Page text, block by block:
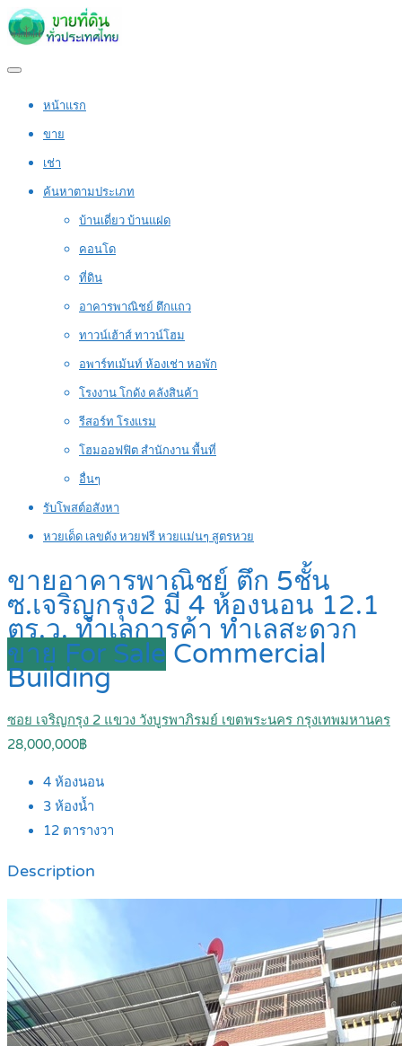
หน้าแรก
ขาย
เช่า
ค้นหาตามประเภท
บ้านเดี่ยว บ้านแฝด
คอนโด
ที่ดิน
อาคารพาณิชย์ ตึกแถว
ทาวน์เฮ้าส์ ทาวน์โฮม
อพาร์ทเม้นท์ ห้องเช่า หอพัก
โรงงาน โกดัง คลังสินค้า
รีสอร์ท โรงแรม
โฮมออฟฟิต สำนักงาน พื้นที่
อื่นๆ
รับโพสต์อสังหา
หวยเด็ด เลขดัง หวยฟรี หวยแม่นๆ สูตรหวย
ขายอาคารพาณิชย์ ตึก 5ชั้น
ซ.เจริญกรุง2 มี 4 ห้องนอน 12.1
ตร.ว. ทำเลการค้า ทำเลสะดวก
ขาย For Sale Commercial
Building
ซอย เจริญกรุง 2 แขวง วังบูรพาภิรมย์ เขตพระนคร กรุงเทพมหานคร
28,000,000฿
4 ห้องนอน
3 ห้องน้ำ
12 ตารางวา
Description